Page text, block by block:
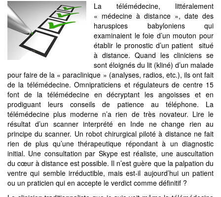
La télémédecine, littéralement
« médecine à distance », date des
haruspices babyloniens qui
examinaient le foie d’un mouton pour
établir le pronostic d’un patient situé
à distance. Quand les cliniciens se
sont éloignés du lit (kliné) d’un malade
pour faire de la « paraclinique » (analyses, radios, etc.), ils ont fait
de la télémédecine. Omnipraticiens et régulateurs de centre 15
font de la télémédecine en décryptant les angoisses et en
prodiguant leurs conseils de patience au téléphone. La
télémédecine plus moderne n’a rien de très novateur. Lire le
résultat d’un scanner interprété en Inde ne change rien au
principe du scanner. Un robot chirurgical piloté à distance ne fait
rien de plus qu’une thérapeutique répondant à un diagnostic
initial. Une consultation par Skype est réaliste, une auscultation
du cœur à distance est possible. Il n’est guère que la palpation du
ventre qui semble irréductible, mais est-il aujourd’hui un patient
ou un praticien qui en accepte le verdict comme définitif ?